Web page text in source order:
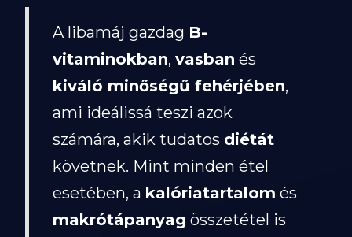
A libamáj gazdag B-
vitaminokban,vasban és
kiváló minőségű fehérjében,
ami ideálissá teszi azok
számára, akik tudatos diétát
követnek. Mint minden étel
esetében, a kalóriatartalom és
makrótápanyag összetétel is